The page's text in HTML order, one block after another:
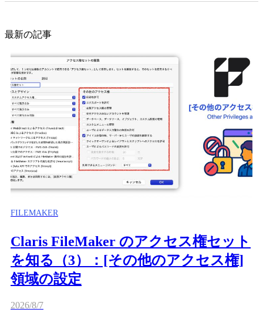
最新の記事
FILEMAKER
Claris FileMaker のアクセス権セット
を知る（3）：[その他のアクセス権]
領域の設定
2026/8/7